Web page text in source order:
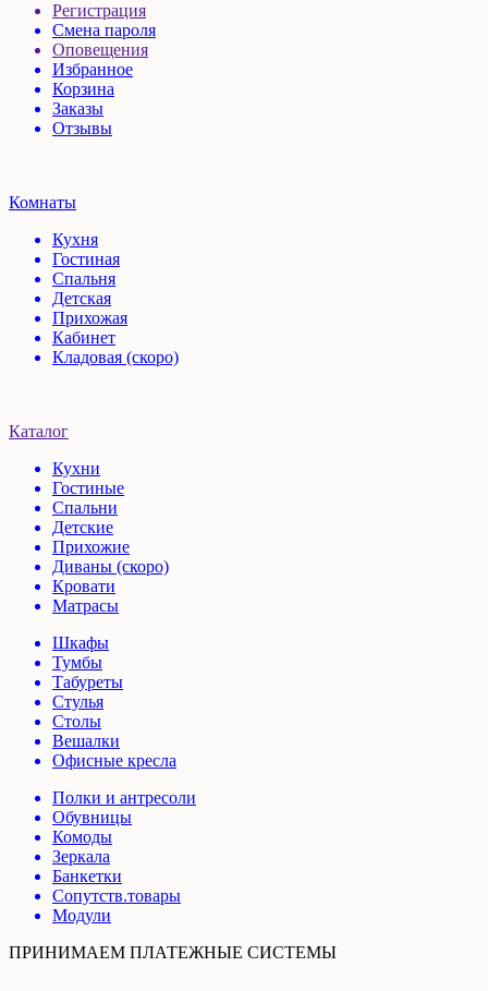
Регистрация
Смена пароля
Оповещения
Избранное
Корзина
Заказы
Отзывы
Комнаты
Кухня
Гостиная
Спальня
Детская
Прихожая
Кабинет
Кладовая (скоро)
Каталог
Кухни
Гостиные
Спальни
Детские
Прихожие
Диваны (скоро)
Кровати
Матрасы
Шкафы
Тумбы
Табуреты
Стулья
Столы
Вешалки
Офисные кресла
Полки и антресоли
Обувницы
Комоды
Зеркала
Банкетки
Сопутств.товары
Модули
ПРИНИМАЕМ ПЛАТЕЖНЫЕ СИСТЕМЫ